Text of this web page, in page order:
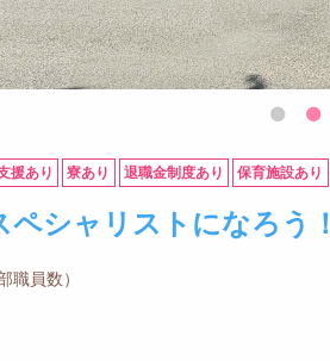
援あり 寮あり 退職金制度あり 保育施設あり
ペシャリストになろう！
職員数）